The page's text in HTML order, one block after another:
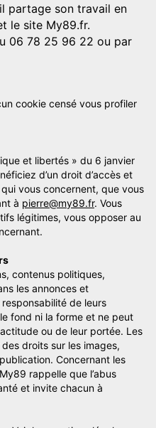
partage son travail en
le site My89.fr.
06 78 25 96 22 ou par
cookie censé vous profiler
et libertés » du 6 janvier
d’un droit d’accès et
vous concernent, que vous
à pierre@my89.fr. Vous
légitimes, vous opposer au
contenus politiques,
les annonces et
de leurs
fond ni la forme et ne peut
ou de leur portée. Les
droits sur les images,
Concernant les
rappelle que l’abus
et invite chacun à